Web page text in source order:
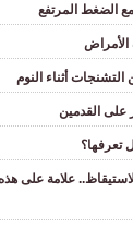
الضغط المرتفع
الأمراض
تعرفها؟
علامة على